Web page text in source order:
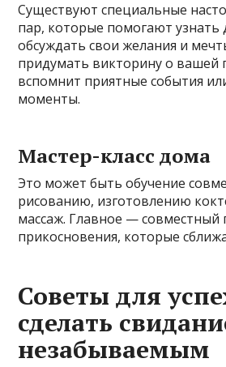
Существуют специальные
пар, которые помогают узнать
обсуждать свои желания и
придумать викторину о вашей
вспомнит приятные события
моменты.
Мастер-класс дома
Это может быть обучение
рисованию, изготовлению
массаж. Главное — совместный
прикосновения, которые
Советы для
сделать
незабываемым